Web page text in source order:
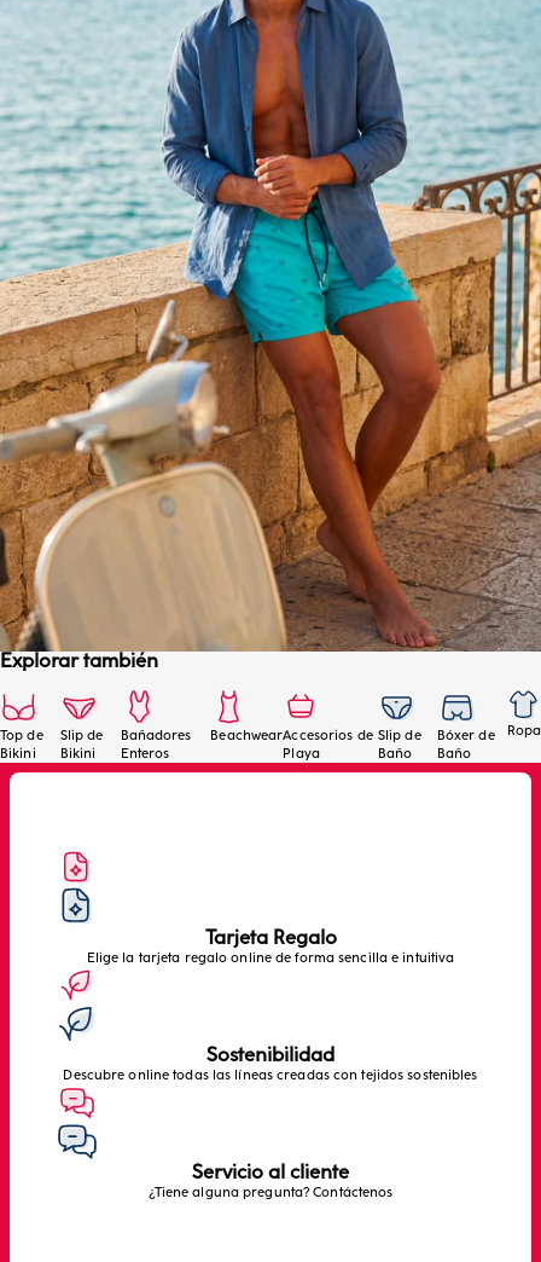
Explorar también
Top de
Bikini
Slip de
Bikini
Bañadores
Enteros
BeachwearAccesorios de
Playa
Slip de
Baño
Bóxer de
Baño
Ropa
Tarjeta Regalo
Elige la tarjeta regalo online de forma sencilla e intuitiva
Sostenibilidad
Descubre online todas las líneas creadas con tejidos sostenibles
Servicio al cliente
¿Tiene alguna pregunta? Contáctenos